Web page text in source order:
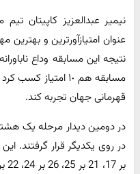
نیمیر عبدالعزیز کاپیتان
عنوان امتیازآورترین و
نتیجه این مسابقه وداع
قهرمانی جهان تجربه کند.
در دومین دیدار مرحله یک